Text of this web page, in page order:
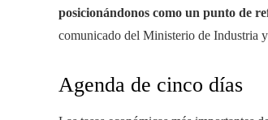
posicionándonos como un punto de
comunicado del Ministerio de Industria
Agenda de cinco días